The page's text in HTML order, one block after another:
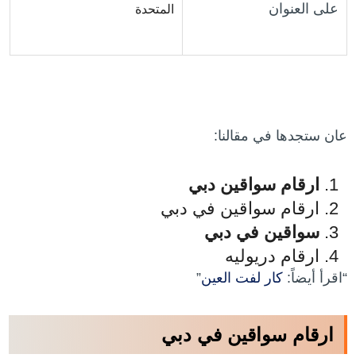
على العنوان
المتحدة
عان ستجدها في مقالنا:
ارقام سواقين دبي
ارقام سواقين في دبي
سواقين في دبي
ارقام دريوليه
“اقرأ أيضاً:كار لفت العين”
ارقام سواقين في دبي